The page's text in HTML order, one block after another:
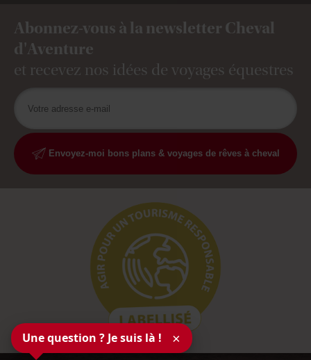
Abonnez-vous à la newsletter Cheval
d'Aventure
et recevez nos idées de voyages équestres
Envoyez-moi bons plans & voyages de rêves à cheval
Une question ? Je suis là ! ×